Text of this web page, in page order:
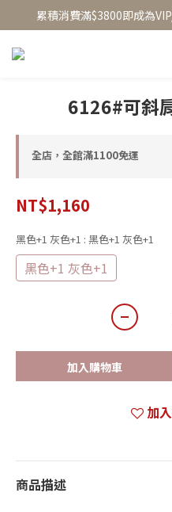
至8/5換季優惠/單
累積消費滿$3800即成為
至8/5換季優惠/單
6126#可斜
全店，全館滿1100免運
NT$1,160
黑色+1 灰色+1 : 黑色+1 灰色+1
黑色+1 灰色+1
加入購物車
加
商品描述